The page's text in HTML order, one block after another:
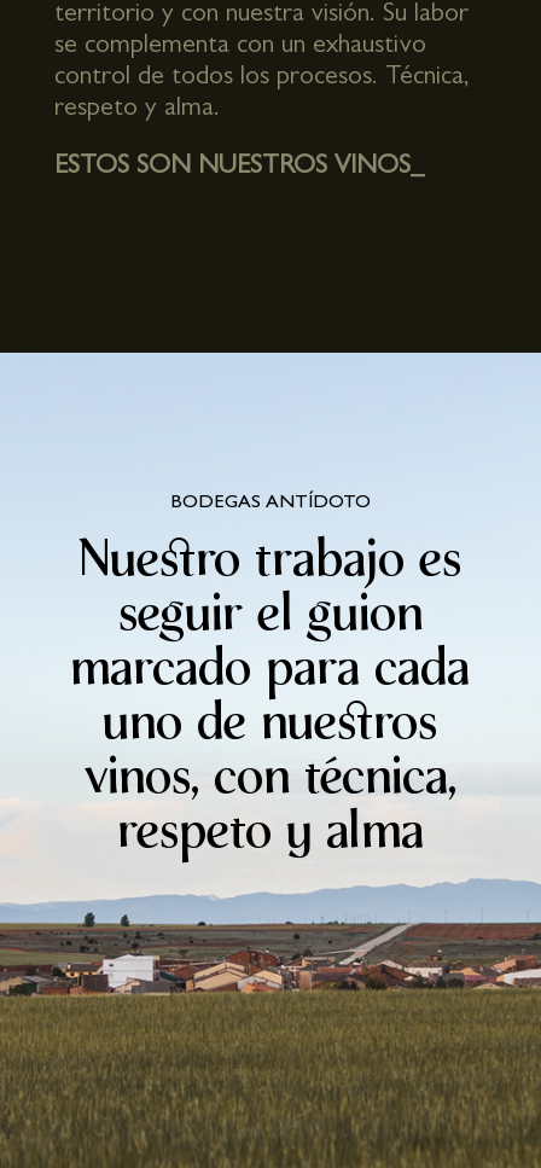
territorio y con nuestra visión. Su labor
se complementa con un exhaustivo
control de todos los procesos. Técnica,
respeto y alma.
ESTOS SON NUESTROS VINOS_
BODEGAS ANTÍDOTO
Nuestro trabajo es
seguir el guion
marcado para cada
uno de nuestros
vinos, con técnica,
respeto y alma